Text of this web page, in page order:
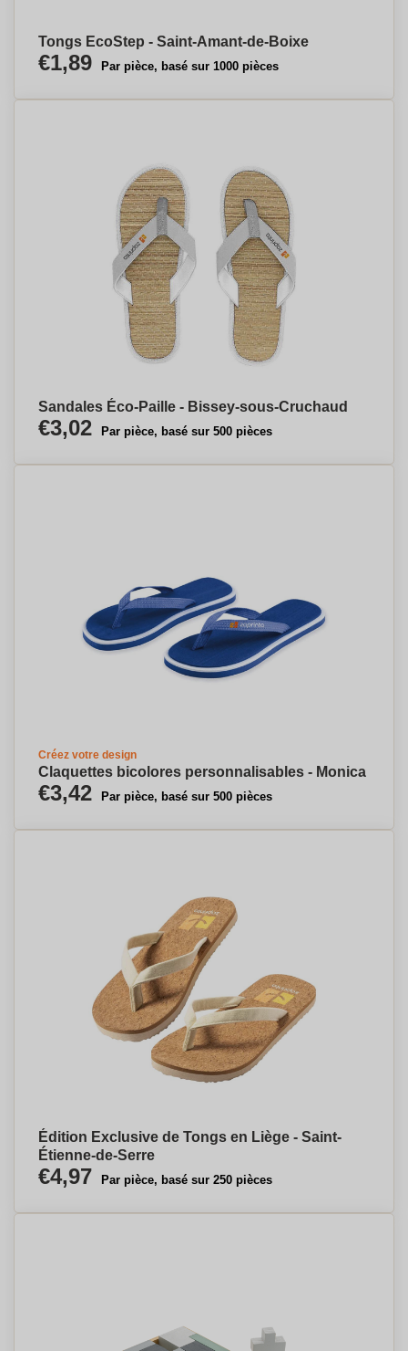
Tongs EcoStep - Saint-Amant-de-Boixe
€1,89 Par pièce, basé sur 1000 pièces
Sandales Éco-Paille - Bissey-sous-Cruchaud
€3,02 Par pièce, basé sur 500 pièces
Créez votre design
Claquettes bicolores personnalisables - Monica
€3,42 Par pièce, basé sur 500 pièces
Édition Exclusive de Tongs en Liège - Saint-
Étienne-de-Serre
€4,97 Par pièce, basé sur 250 pièces